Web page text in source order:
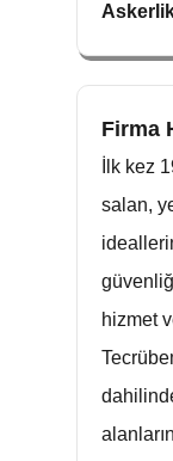
Firma
İlk kez
salan,
hizmet